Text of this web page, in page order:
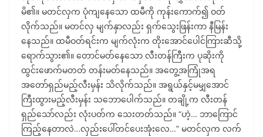
မိ၏။ မတင်လှက ပုံကျနေသော ထမီကို ကုန်းကောက်၍ ဝတ်
လိုက်သည်။ မတင်လှ မျက်နှာလည်း ရှက်သွေးဖြန်းကာ နီမြန်း
နေသည်။ ထမီဝတ်ရင်းက မျက်လုံးက တိုးအောင်ပေါင်ကြားဆီသို့
ရောက်သွား၏။ တောင်မတ်နေသော လီးတန်ကြီးက ပုဆိုးကို
ထွင်းဖောက်မတတ် တန်းမတ်နေသည်။ အတွေ့အကြုံအရ
အတော်ရှည်မည့်လီးမှန်း သိလိုက်သည်။ အရွယ်နှင့်မမျှအောင်
ကြီးထွားမည့်လီးမှန်း သဘောပေါက်သည်။ တချို့က လီးတန်
ရှည်သော်လည်း လုံးပတ်က သေးတတ်သည်။ “ဟဲ့… ဘာကြောင်
ကြည့်နေတာလဲ…လှည်းပေါ်တင်ပေးအုံးလေ…” မတင်လှက လက်